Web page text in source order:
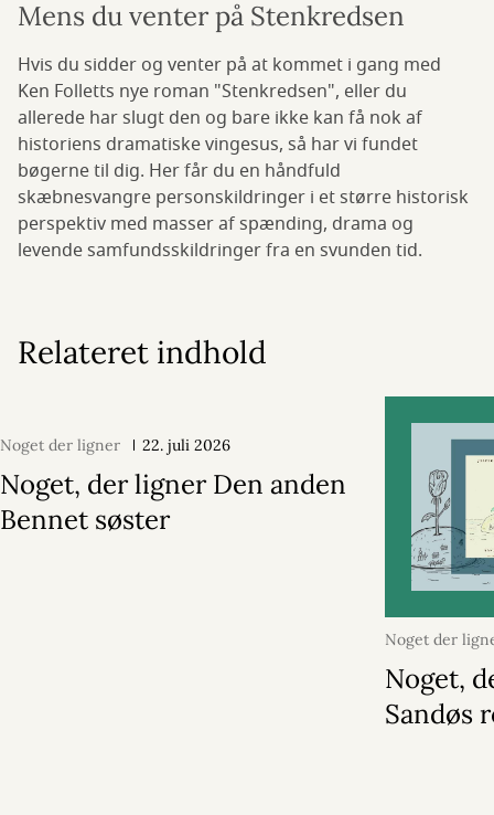
Mens du venter på Stenkredsen
Hvis du sidder og venter på at kommet i gang med
Ken Folletts nye roman "Stenkredsen", eller du
allerede har slugt den og bare ikke kan få nok af
historiens dramatiske vingesus, så har vi fundet
bøgerne til dig. Her får du en håndfuld
skæbnesvangre personskildringer i et større historisk
perspektiv med masser af spænding, drama og
levende samfundsskildringer fra en svunden tid.
Relateret indhold
Noget der ligner 22. juli 2026
Noget, der ligner Den anden
Bennet søster
Noget der
2026
Noget,
Sandøs